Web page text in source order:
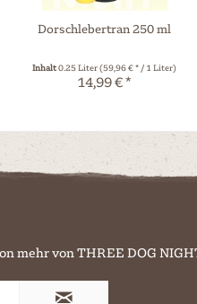
Dorschlebertran 250 ml
Inhalt0.25 Liter(59,96 € * / 1 Liter)
14,99 € *
mehr von THREE DOG